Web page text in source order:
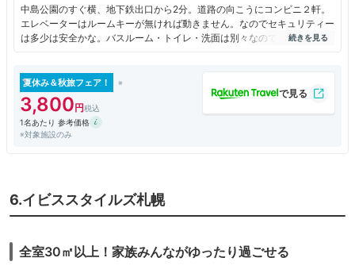
中島公園のすぐ横、地下鉄出口から2分。道路の向こうにコンビニ２軒。
エレベーターはルームキーが無ければ動きません。なのでセキュリティー
は多少は安全かな。バスルーム・トイレ・洗面は別々なので快適です。朝
食会場はレセプションの奥。ご飯類は無く、サンドイッチはサーモンかト
いかも。清掃は問題なく快適に過ごせました。
夏休み＆秋旅フェア！
3,800
1名あたり 参考価格
※対象施設のみ
6.イビススタイルズ札幌
全室30㎡以上！家族みんながゆったり過ごせる